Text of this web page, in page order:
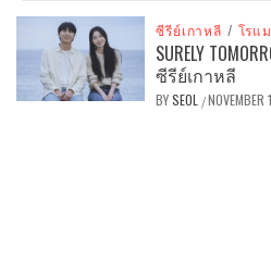
ซีรีย์เกาหลี / โรแ
SURELY
ซีรีย์เกาหลี
BYSEOL /